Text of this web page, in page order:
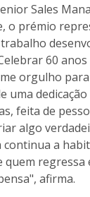
Sales
o prémio
60
orgulho para
uma
feita de
algo
continua a
regressa
afirma.